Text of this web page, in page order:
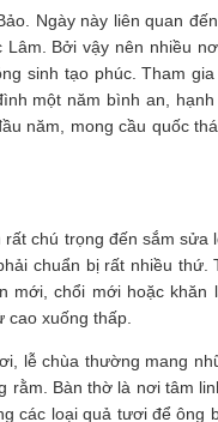
Ngày này liên quan
Bởi vậy nên nhiều
sinh tạo phúc. Tham
một năm bình an,
năm, mong cầu quốc
chú trọng đến sắm
chuẩn bị rất nhiều thứ.
chổi mới hoặc khăn
xuống thấp.
lễ chùa thường mang
Bàn thờ là nơi tâm
các loại quả tươi để